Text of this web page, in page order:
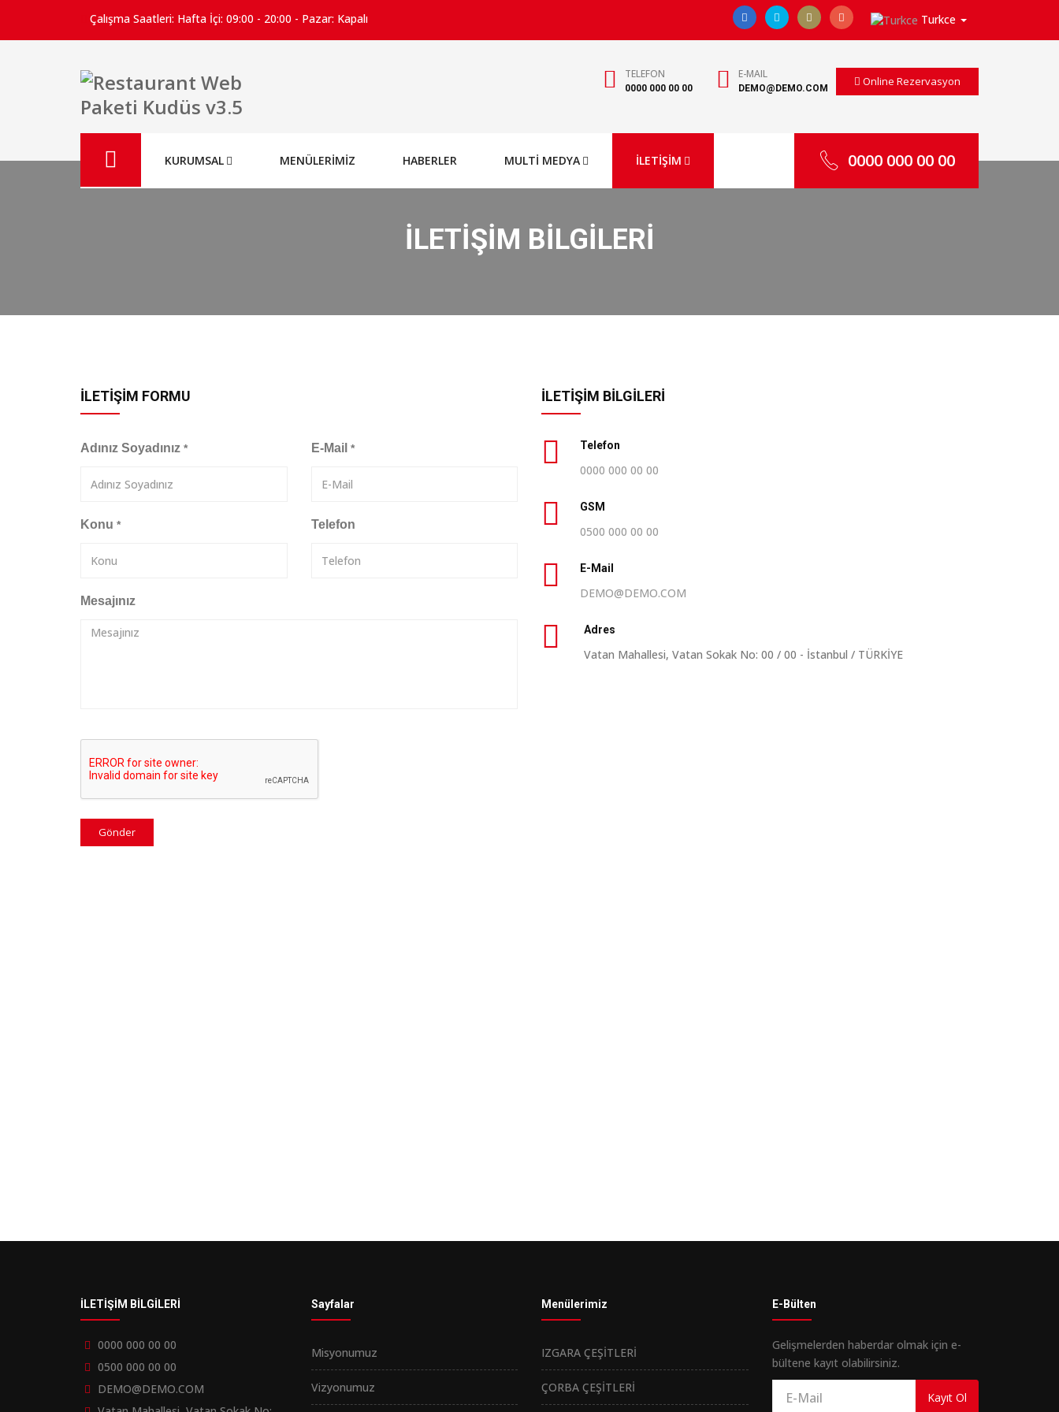
Çalışma Saatleri: Hafta İçi: 09:00 - 20:00 - Pazar: Kapalı Turkce
Online Rezervasyon
TELEFON
0000 000 00 00
E-MAIL
DEMO@DEMO.COM
KURUMSAL MENÜLERİMİZ HABERLER MULTİ MEDYA İLETİŞİM 0000 000 00 00
İLETİŞİM BİLGİLERİ
İLETİŞİM FORMU
Adınız Soyadınız * E-Mail *
Konu * Telefon
Mesajınız
Gönder
İLETİŞİM BİLGİLERİ
Telefon
0000 000 00 00
GSM
0500 000 00 00
E-Mail
DEMO@DEMO.COM
Adres
Vatan Mahallesi, Vatan Sokak No: 00 / 00 - İstanbul / TÜRKİYE
İLETİŞİM BİLGİLERİ
0000 000 00 00
0500 000 00 00
DEMO@DEMO.COM
Sayfalar
Misyonumuz
Vizyonumuz
Menülerimiz
IZGARA ÇEŞİTLERİ
ÇORBA ÇEŞİTLERİ
E-Bülten
Gelişmelerden haberdar olmak için e-
bültene kayıt olabilirsiniz.
Kayıt Ol